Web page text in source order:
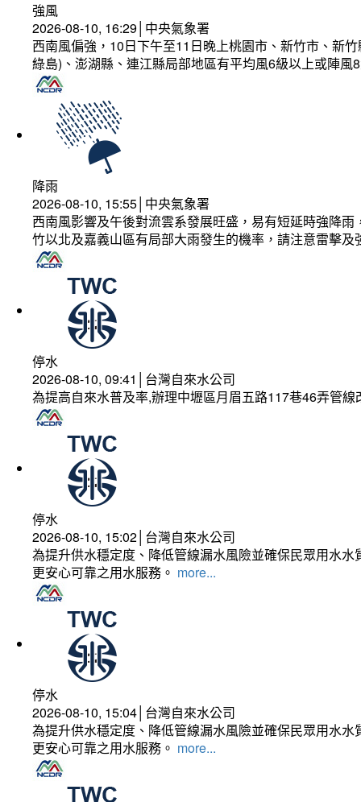
強風
2026-08-10, 16:29│中央氣象署
西南風偏強，10日下午至11日晚上桃園市、新竹市、新
綠島)、澎湖縣、連江縣局部地區有平均風6級以上或陣
降雨
2026-08-10, 15:55│中央氣象署
西南風影響及午後對流雲系發展旺盛，易有短延時強降
竹以北及嘉義山區有局部大雨發生的機率，請注意雷擊
停水
2026-08-10, 09:41│台灣自來水公司
為提高自來水普及率,辦理中壢區月眉五路117巷46弄管
停水
2026-08-10, 15:02│台灣自來水公司
為提升供水穩定度、降低管線漏水風險並確保民眾用水
更安心可靠之用水服務。 more...
停水
2026-08-10, 15:04│台灣自來水公司
為提升供水穩定度、降低管線漏水風險並確保民眾用水
更安心可靠之用水服務。 more...